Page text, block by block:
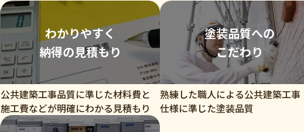
わかりやすく
納得の見積もり
公共建築工事品質に準じた材料費と
施工費などが明確にわかる見積もり
塗装品質への
こだわり
熟練した職人による公共建築工事
仕様に準じた塗装品質